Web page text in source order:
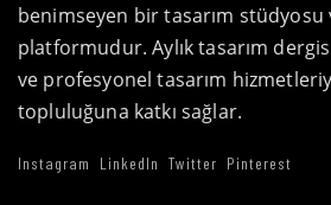
benimseyen bir tasarım stüdyosu
platformudur. Aylık tasarım
ve profesyonel tasarım
topluluğuna katkı sağlar.
Instagram LinkedIn Twitter Pinterest